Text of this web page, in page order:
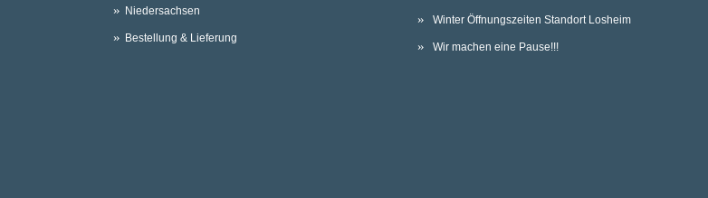
Niedersachsen
Bestellung & Lieferung
Winter Öffnungszeiten Standort Losheim
Wir machen eine Pause!!!